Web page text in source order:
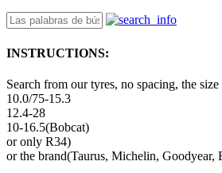
INSTRUCTIONS:
Search from our tyres, no spacing, the
10.0/75-15.3
12.4-28
10-16.5(Bobcat)
or only R34)
or the brand(Taurus, Michelin, Goodyear,